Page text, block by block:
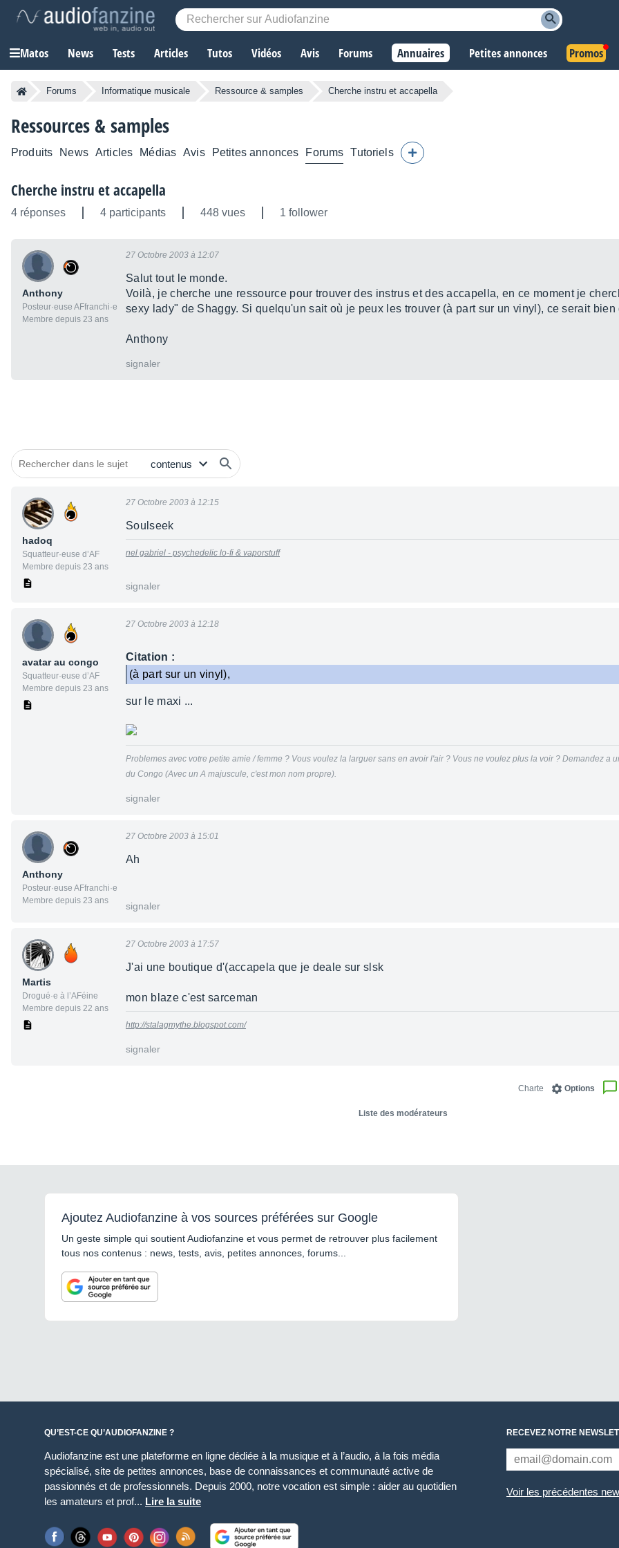
Matos News Tests Articles Tutos Vidéos Avis Forums Annuaires Petites annonces Promos
Forums Informatique musicale Ressource & samples Cherche instru et accapella
Ressources & samples
Produits News Articles Médias Avis Petites annonces Forums Tutoriels
Cherche instru et accapella
4 réponses 4 participants 448 vues 1 follower
Anthony
Posteur·euse AFfranchi·e
Membre depuis 23 ans
27 Octobre 2003 à 12:07
Salut tout le monde.
Voilà, je cherche une ressource pour trouver des instrus et des accapella, en ce moment je
sexy lady" de Shaggy. Si quelqu'un sait où je peux les trouver (à part sur un vinyl), ce serait bien
Anthony
signaler
hadoq
Squatteur·euse d’AF
Membre depuis 23 ans
27 Octobre 2003 à 12:15
Soulseek
nel gabriel - psychedelic lo-fi & vaporstuff
signaler
avatar au congo
Squatteur·euse d’AF
Membre depuis 23 ans
27 Octobre 2003 à 12:18
Citation :
(à part sur un vinyl),
sur le maxi ...
Problemes avec votre petite amie / femme ? Vous voulez la larguer sans en avoir l'air ? Vous ne voulez plus la voir ? Demandez a
du Congo (Avec un A majuscule, c'est mon nom propre).
signaler
Anthony
Posteur·euse AFfranchi·e
Membre depuis 23 ans
27 Octobre 2003 à 15:01
Ah
signaler
Martis
Drogué·e à l’AFéine
Membre depuis 22 ans
27 Octobre 2003 à 17:57
J'ai une boutique d'(accapela que je deale sur slsk
mon blaze c'est sarceman
http://stalagmythe.blogspot.com/
signaler
Options
Charte
Liste des modérateurs
Ajoutez Audiofanzine à vos sources préférées sur Google
Un geste simple qui soutient Audiofanzine et vous permet de retrouver plus facilement
tous nos contenus : news, tests, avis, petites annonces, forums...
QU’EST-CE QU’AUDIOFANZINE ?
Audiofanzine est une plateforme en ligne dédiée à la musique et à l’audio, à la fois média
spécialisé, site de petites annonces, base de connaissances et communauté active de
passionnés et de professionnels. Depuis 2000, notre vocation est simple : aider au quotidien
les amateurs et prof... Lire la suite
RECEVEZ NOTRE
Voir les précédentes